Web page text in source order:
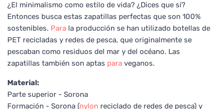
¿El minimalismo como estilo de vida? ¿Dices que sí?
Entonces busca estas zapatillas perfectas que son 100%
sostenibles. Para la producción se han utilizado botellas de
PET recicladas y redes de pesca, que originalmente se
pescaban como residuos del mar y del océano. Las
zapatillas también son aptas para veganos.
Material:
Parte superior - Sorona
Formación - Sorona (nylon reciclado de redes de pesca) y